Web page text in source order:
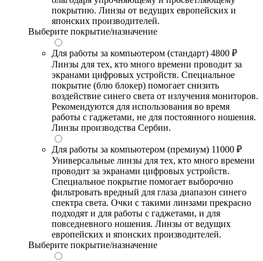
покрытию. Линзы от ведущих европейских и
японских производителей.
Выберите покрытие/назначение
Для работы за компьютером (стандарт) 4800 ₽
Линзы для тех, кто много времени проводит за
экранами цифровых устройств. Специальное
покрытие (блю блокер) помогает снизить
воздействие синего света от излучения мониторов.
Рекомендуются для использования во время
работы с гаджетами, не для постоянного ношения.
Линзы производства Сербии.
Для работы за компьютером (премиум) 11000 ₽
Универсальные линзы для тех, кто много времени
проводит за экранами цифровых устройств.
Специальное покрытие помогает выборочно
фильтровать вредный для глаза диапазон синего
спектра света. Очки с такими линзами прекрасно
подходят и для работы с гаджетами, и для
повседневного ношения. Линзы от ведущих
европейских и японских производителей.
Выберите покрытие/назначение